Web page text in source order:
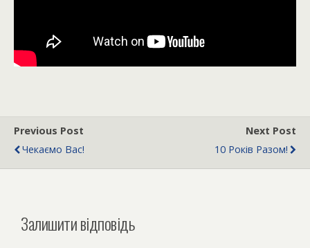
Previous Post
Чекаємо Вас!
Next Post
10 Років Разом!
Залишити відповідь